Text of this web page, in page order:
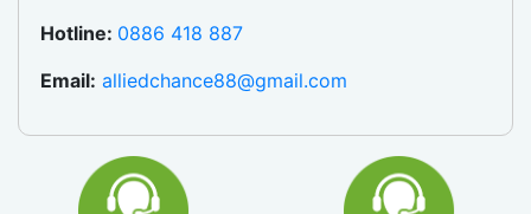
Hotline: 0886 418 887
Email: alliedchance88@gmail.com